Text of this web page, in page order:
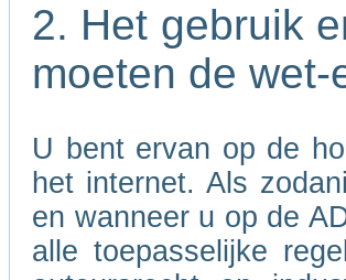
2. Het gebruik
moeten de
U bent ervan op de
het internet. Als
en wanneer u op de
alle toepasselijke